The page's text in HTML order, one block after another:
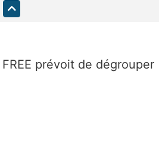
prévoit de dégrouper